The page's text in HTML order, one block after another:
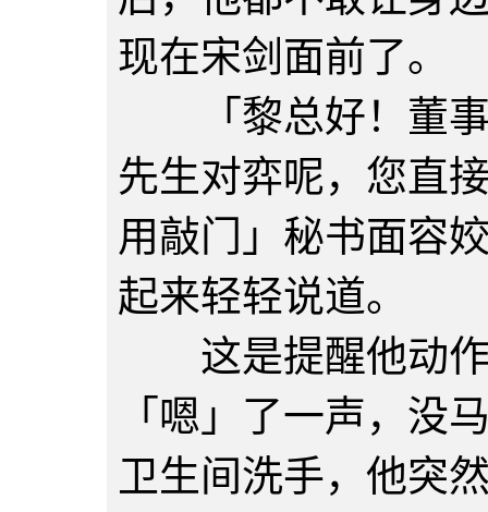
现在宋剑面前了。
「黎总好！董事
先生对弈呢，您直
用敲门」秘书面容
起来轻轻说道。
这是提醒他动作
「嗯」了一声，没
卫生间洗手，他突